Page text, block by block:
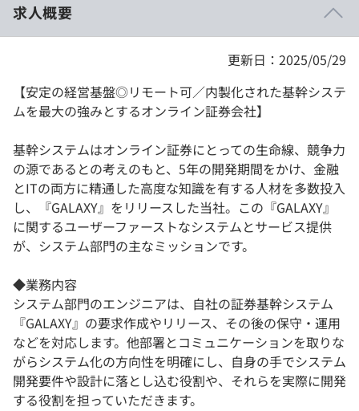
契約内容・クーポン
求人概要
更新日：2025/05/29
【安定の経営基盤◎リモート可／内製化された基幹システ
ムを最大の強みとするオンライン証券会社】
基幹システムはオンライン証券にとっての生命線、競争力
の源であるとの考えのもと、5年の開発期間をかけ、金融
とITの両方に精通した高度な知識を有する人材を多数投入
し、『GALAXY』をリリースした当社。この『GALAXY』
に関するユーザーファーストなシステムとサービス提供
が、システム部門の主なミッションです。
◆業務内容
システム部門のエンジニアは、自社の証券基幹システム
『GALAXY』の要求作成やリリース、その後の保守・運用
などを対応します。他部署とコミュニケーションを取りな
がらシステム化の方向性を明確にし、自身の手でシステム
開発要件や設計に落とし込む役割や、それらを実際に開発
する役割を担っていただきます。